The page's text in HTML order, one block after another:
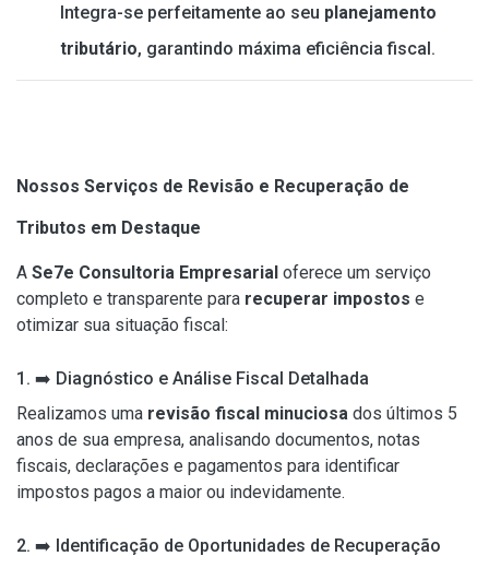
Integra-se perfeitamente ao seu planejamento
tributário, garantindo máxima eficiência fiscal.
Nossos Serviços de Revisão e Recuperação de
Tributos em Destaque
A Se7e Consultoria Empresarial oferece um serviço
completo e transparente para recuperar impostos e
otimizar sua situação fiscal:
1. ➡️ Diagnóstico e Análise Fiscal Detalhada
Realizamos uma revisão fiscal minuciosa dos últimos 5
anos de sua empresa, analisando documentos, notas
fiscais, declarações e pagamentos para identificar
impostos pagos a maior ou indevidamente.
2. ➡️ Identificação de Oportunidades de Recuperação